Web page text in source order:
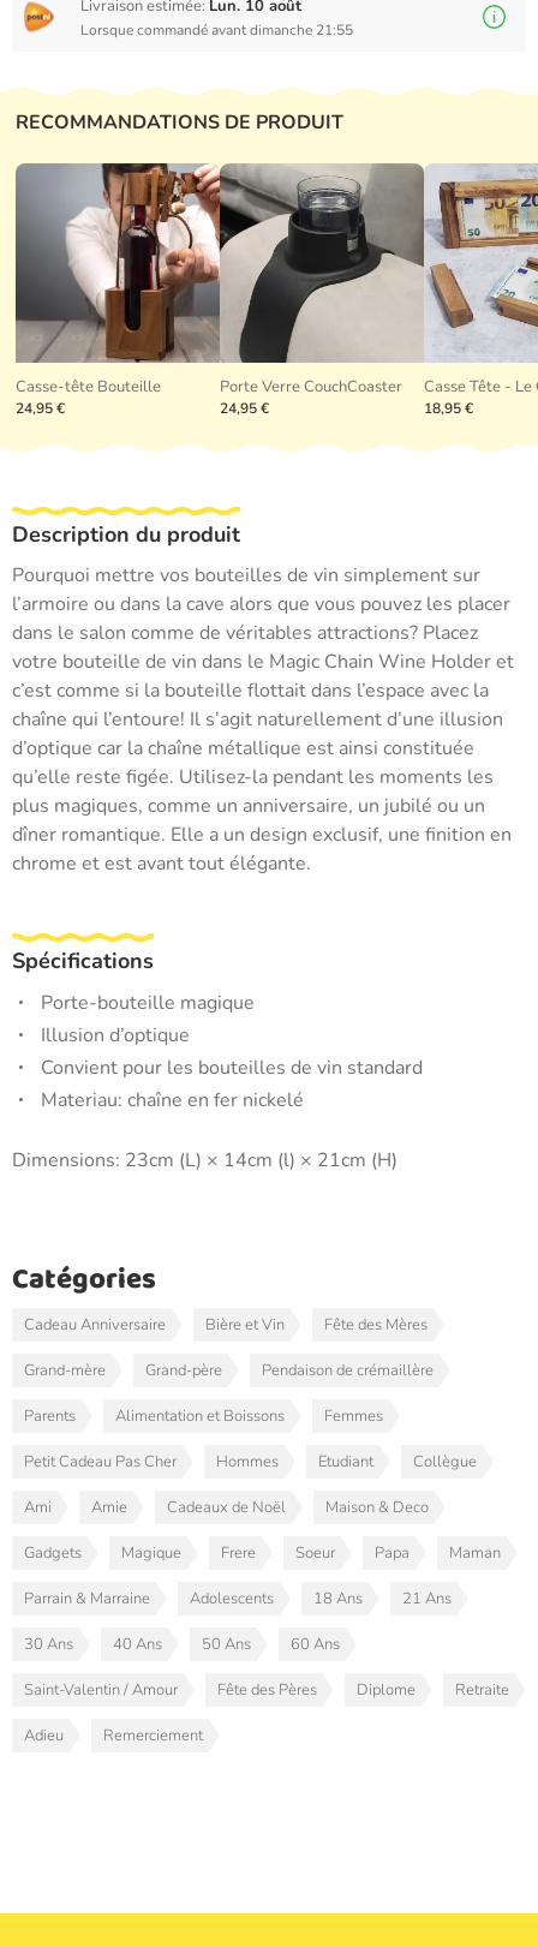
RECOMMANDATIONS DE PRODUIT
Casse-tête Bouteille
24,95 €
Porte Verre CouchCoaster
24,95 €
Casse Tête -
18,95 €
Catégories
Cadeau Anniversaire Bière et Vin Fête des Mères
Grand-mère Grand-père Pendaison de crémaillère
Parents Alimentation et Boissons Femmes
Petit Cadeau Pas Cher Hommes Etudiant Collègue
Ami Amie Cadeaux de Noël Maison & Deco
Gadgets Magique Frere Soeur Papa Maman
Parrain & Marraine Adolescents 18 Ans 21 Ans
30 Ans 40 Ans 50 Ans 60 Ans
Saint-Valentin / Amour Fête des Pères Diplome Retraite
Adieu Remerciement
Livraison estimée: Lun. 10 août
Lorsque commandé avant dimanche 21:55
Description du produit
Pourquoi mettre vos bouteilles de vin simplement sur
l’armoire ou dans la cave alors que vous pouvez les placer
dans le salon comme de véritables attractions? Placez
votre bouteille de vin dans le Magic Chain Wine Holder et
c’est comme si la bouteille flottait dans l’espace avec la
chaîne qui l’entoure! Il s’agit naturellement d’une illusion
d’optique car la chaîne métallique est ainsi constituée
qu’elle reste figée. Utilisez-la pendant les moments les
plus magiques, comme un anniversaire, un jubilé ou un
dîner romantique. Elle a un design exclusif, une finition en
chrome et est avant tout élégante.
Spécifications
Porte-bouteille magique
Illusion d’optique
Convient pour les bouteilles de vin standard
Materiau: chaîne en fer nickelé
Dimensions: 23cm (L) × 14cm (l) × 21cm (H)